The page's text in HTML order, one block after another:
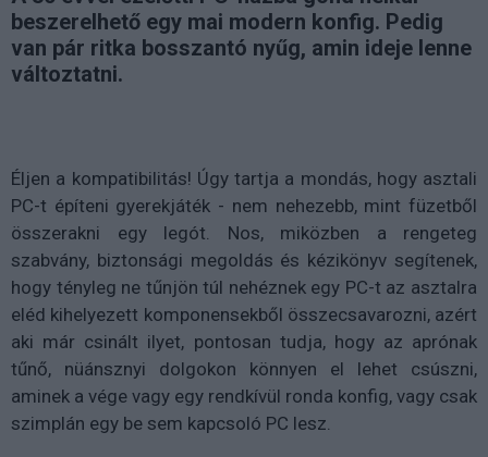
beszerelhető egy mai modern konfig. Pedig
van pár ritka bosszantó nyűg, amin ideje lenne
változtatni.
Éljen a kompatibilitás! Úgy tartja a mondás, hogy asztali
PC-t építeni gyerekjáték - nem nehezebb, mint füzetből
összerakni egy legót. Nos, miközben a rengeteg
szabvány, biztonsági megoldás és kézikönyv segítenek,
hogy tényleg ne tűnjön túl nehéznek egy PC-t az asztalra
eléd kihelyezett komponensekből összecsavarozni, azért
aki már csinált ilyet, pontosan tudja, hogy az aprónak
tűnő, nüánsznyi dolgokon könnyen el lehet csúszni,
aminek a vége vagy egy rendkívül ronda konfig, vagy csak
szimplán egy be sem kapcsoló PC lesz.